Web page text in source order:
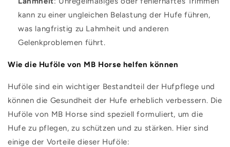
kann zu einer ungleichen Belastung der Hufe führen,
was langfristig zu Lahmheit und anderen
Gelenkproblemen führt.
Wie die Huföle von MB Horse helfen können
Huföle sind ein wichtiger Bestandteil der Hufpflege und
können die Gesundheit der Hufe erheblich verbessern. Die
Huföle von MB Horse sind speziell formuliert, um die
Hufe zu pflegen, zu schützen und zu stärken. Hier sind
einige der Vorteile dieser Huföle: